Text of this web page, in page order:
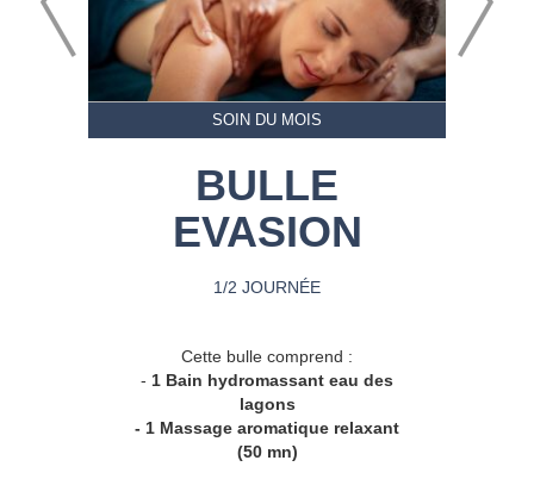
SOIN DU MOIS
BULLE
EVASION
1/2 JOURNÉE
Cette bulle comprend :
- 1 Bain hydromassant eau des
lagons
- 1 Massage aromatique relaxant
(50 mn)